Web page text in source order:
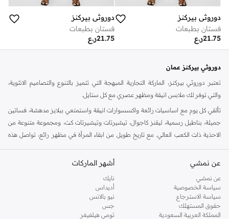
دوروثي بيركنز
فستان بطبعات
ر.ع21.75
دوروثي بيركنز
فستان بطبعات
ر.ع21.75
دوروثي بيركنز عمان
تعتبر دوروثي بيركنز، الماركة التجارية المبهجة التي تتميز بالتنوع والتصاميم الانثوية،
والتي توفر لك ملابس انيقة ومظهر عصري مع كل ستايل.
تألقي كل يوم مع اساسيات رائعة واكسسوارات انيقة واستمتعي ببلايز مدهشة، فساتين
جميلة، بناطيل رسمية، ليقنز كاجوال، تيشيرتات وتيشيرتات كت، ومجموعة متنوعة من
الاحذية ذات الكعب العالي. مع تاريخ طويل من ابقاء المرأة في مظهر رائع، تواصل هذه
كنت تقومين بتجديد خزانة ملابسك الملائمة للعمل، البحث عن فستان مثالي للحفلات او
اليه.
تسوقي دوروثي بيركنز اون لاين مسقط
تسوقي دوروثي بيركنز اون لاين من نمشي واستمتعي باكثر من الف ستايل من مجموعة
عن نمشي
عن نمشي
سياسة الخصوصية
سياسة الاسترجاع
حقوق المستهلك
المملكة العربية السعودية
أشهر الماركات
نايك
أديداس
نيو بالانس
جس
تومي هيلفيغر